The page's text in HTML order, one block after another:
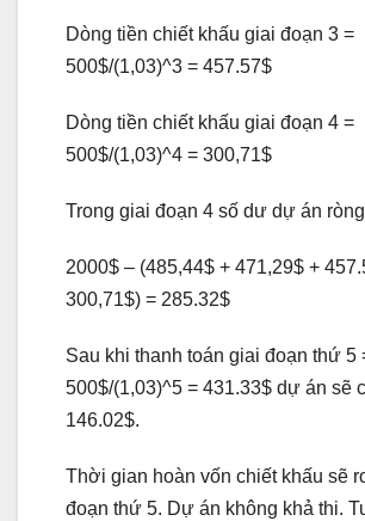
Dòng tiền chiết khấu giai đoạn 3 =
500$/(1,03)^3 = 457.57$
Dòng tiền chiết khấu giai đoạn 4 =
500$/(1,03)^4 = 300,71$
Trong giai đoạn 4 số dư dự án
2000$ – (485,44$ + 471,29$ +
300,71$) = 285.32$
Sau khi thanh toán giai đoạn thứ 5
500$/(1,03)^5 = 431.33$ dự án sẽ
146.02$.
Thời gian hoàn vốn chiết khấu sẽ
đoạn thứ 5. Dự án không khả thi.